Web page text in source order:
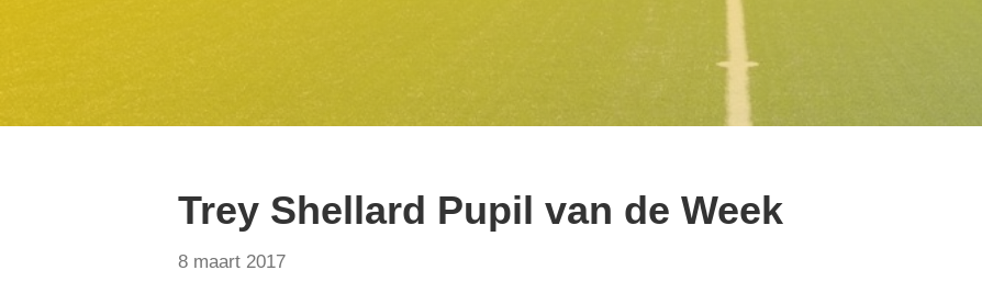
Trey Shellard Pupil van de Week
8 maart 2017